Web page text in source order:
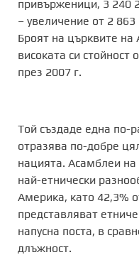
привърженици, 3 240
– увеличение от 2
Броят на църквите
високата си стойност
през 2007 г.
Той създаде една по-
отразява по-добре
нацията. Асамблеи на
най-етнически
Америка, като 42,3%
представляват
напусна поста, в
длъжност.